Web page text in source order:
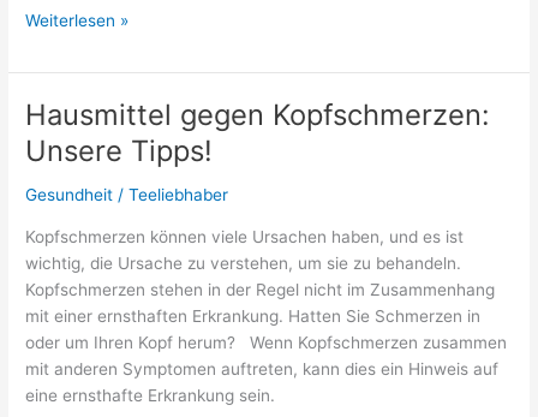
Welchen
bei
Akne
trinken?
Weiterlesen »
Hausmittel gegen Kopfschmerzen:
Unsere Tipps!
Gesundheit /Teeliebhaber
Kopfschmerzen können viele Ursachen haben, und es ist
wichtig, die Ursache zu verstehen, um sie zu behandeln.
Kopfschmerzen stehen in der Regel nicht im Zusammenhang
mit einer ernsthaften Erkrankung. Hatten Sie Schmerzen in
oder um Ihren Kopf herum? Wenn Kopfschmerzen zusammen
mit anderen Symptomen auftreten, kann dies ein Hinweis auf
eine ernsthafte Erkrankung sein.